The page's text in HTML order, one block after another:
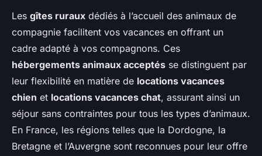
Les gîtes ruraux dédiés à l’accueil des animaux de
compagnie facilitent vos vacances en offrant un
cadre adapté à vos compagnons. Ces
hébergements animaux acceptés se distinguent par
leur flexibilité en matière de locations vacances
chien et locations vacances chat, assurant ainsi un
séjour sans contraintes pour tous les types d’animaux.
En France, les régions telles que la Dordogne, la
Bretagne et l’Auvergne sont reconnues pour leur offre